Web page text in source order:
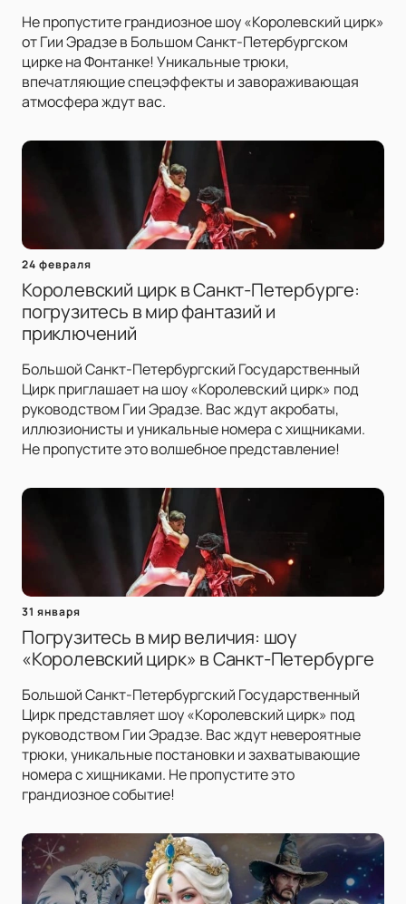
Не пропустите грандиозное шоу «Королевский цирк»
от Гии Эрадзе в Большом Санкт-Петербургском
цирке на Фонтанке! Уникальные трюки,
впечатляющие спецэффекты и завораживающая
атмосфера ждут вас.
24 февраля
Королевский цирк в Санкт-Петербурге:
погрузитесь в мир фантазий и
приключений
Большой Санкт-Петербургский Государственный
Цирк приглашает на шоу «Королевский цирк» под
руководством Гии Эрадзе. Вас ждут акробаты,
иллюзионисты и уникальные номера с хищниками.
Не пропустите это волшебное представление!
31 января
Погрузитесь в мир величия: шоу
«Королевский цирк» в Санкт-Петербурге
Большой Санкт-Петербургский Государственный
Цирк представляет шоу «Королевский цирк» под
руководством Гии Эрадзе. Вас ждут невероятные
трюки, уникальные постановки и захватывающие
номера с хищниками. Не пропустите это
грандиозное событие!